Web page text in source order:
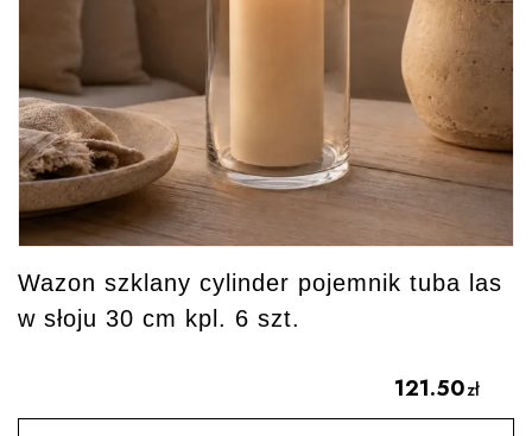
Wazon szklany cylinder pojemnik tuba las
w słoju 30 cm kpl. 6 szt.
121.50zł